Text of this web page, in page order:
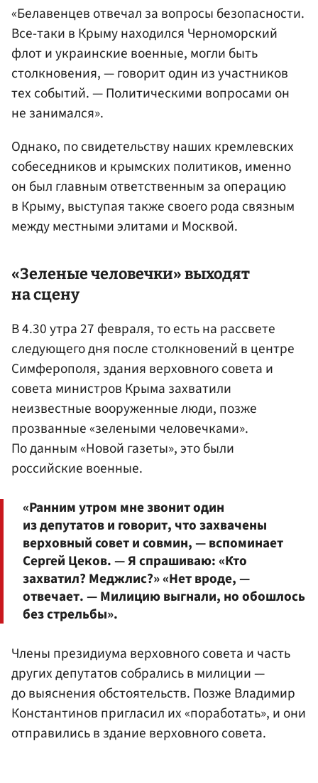
«Белавенцев отвечал за вопросы безопасности.
Все-таки в Крыму находился Черноморский
флот и украинские военные, могли быть
столкновения, — говорит один из участников
тех событий. — Политическими вопросами он
не занимался».
Однако, по свидетельству наших кремлевских
собеседников и крымских политиков, именно
он был главным ответственным за операцию
в Крыму, выступая также своего рода связным
между местными элитами и Москвой.
«Зеленые человечки» выходят
на сцену
В 4.30 утра 27 февраля, то есть на рассвете
следующего дня после столкновений в центре
Симферополя, здания верховного совета и
совета министров Крыма захватили
неизвестные вооруженные люди, позже
прозванные «зелеными человечками».
По данным «Новой газеты», это были
российские военные.
«Ранним утром мне звонит один
из депутатов и говорит, что захвачены
верховный совет и совмин, — вспоминает
Сергей Цеков. — Я спрашиваю: «Кто
захватил? Меджлис?» «Нет вроде, —
отвечает. — Милицию выгнали, но обошлось
без стрельбы».
Члены президиума верховного совета и часть
других депутатов собрались в милиции —
до выяснения обстоятельств. Позже Владимир
Константинов пригласил их «поработать», и они
отправились в здание верховного совета.